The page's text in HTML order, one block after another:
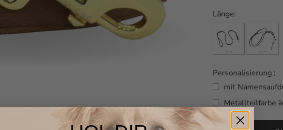
Länge:
Personalisierung :
mit
Metallteilfarbe